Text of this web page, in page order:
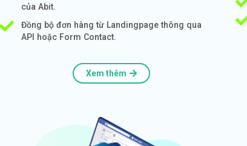
của Abit.
Đồng bộ đơn hàng từ Landingpage thông qua
API hoặc Form Contact.
Xem thêm